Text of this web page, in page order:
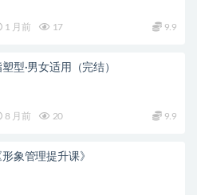
1 月前 17 9.9
型·男女适用（完结）
8 月前 20 9.9
象管理提升课》